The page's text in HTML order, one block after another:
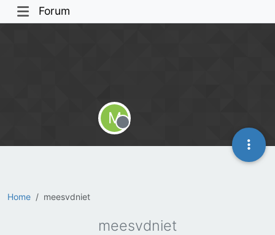
Forum
Home meesvdniet
M
Offline
meesvdniet